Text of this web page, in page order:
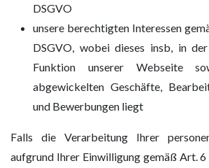
DSGVO
unsere berechtigten Interessen
DSGVO, wobei dieses insb, in
Funktion unserer Webseite
abgewickelten Geschäfte,
und Bewerbungen liegt
Falls die Verarbeitung Ihrer
aufgrund Ihrer Einwilligung gemäß Art.